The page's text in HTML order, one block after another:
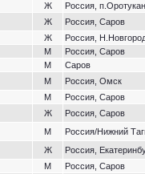
Ж
Россия,
Ж
Россия, Саров
Ж
Россия,
М
Россия, Саров
М
Саров
М
Россия, Омск
М
Россия, Саров
Ж
Россия, Саров
М
Россия/Нижний
Ж
Россия,
М
Россия, Саров